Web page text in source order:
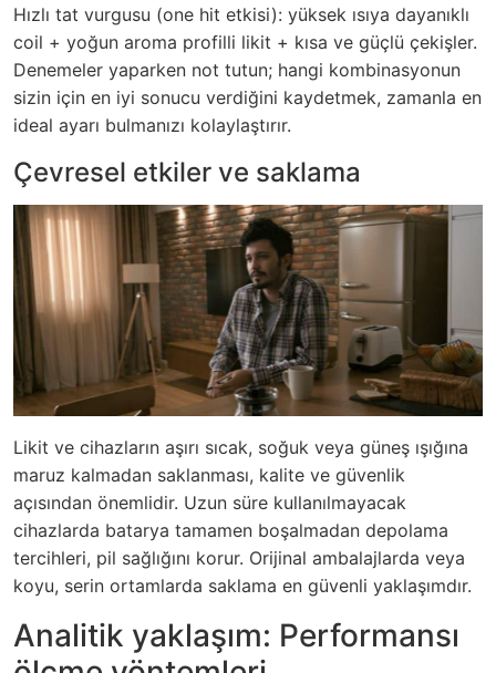
Hızlı tat vurgusu (one hit etkisi): yüksek ısıya dayanıklı
coil + yoğun aroma profilli likit + kısa ve güçlü çekişler.
Denemeler yaparken not tutun; hangi kombinasyonun
sizin için en iyi sonucu verdiğini kaydetmek, zamanla en
ideal ayarı bulmanızı kolaylaştırır.
Çevresel etkiler ve saklama
Likit ve cihazların aşırı sıcak, soğuk veya güneş ışığına
maruz kalmadan saklanması, kalite ve güvenlik
açısından önemlidir. Uzun süre kullanılmayacak
cihazlarda batarya tamamen boşalmadan depolama
tercihleri, pil sağlığını korur. Orijinal ambalajlarda veya
koyu, serin ortamlarda saklama en güvenli yaklaşımdır.
Analitik yaklaşım: Performansı